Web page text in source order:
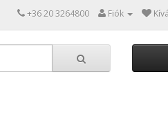
+36 20 3264800 Fiók